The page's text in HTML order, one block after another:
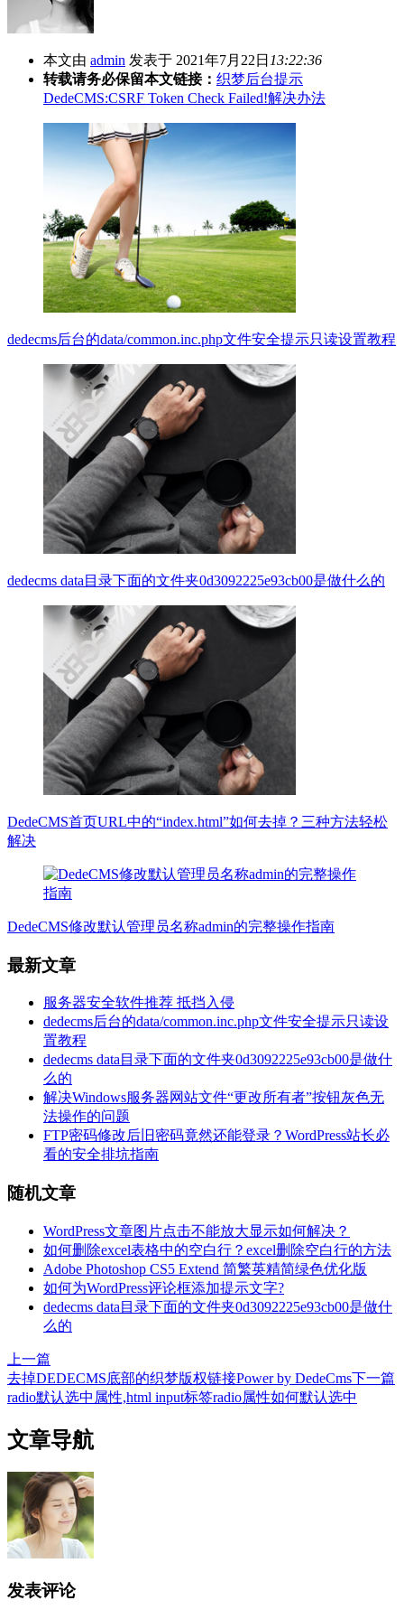
本文由 admin 发表于 2021年7月22日 13:22:36
转载请务必保留本文链接： 织梦后台提示
DedeCMS:CSRF Token Check Failed!解决办法
dedecms后台的data/common.inc.php文件安全提示只读设置教程
dedecms data目录下面的文件夹0d3092225e93cb00是做什么的
DedeCMS首页URL中的“index.html”如何去掉？三种方法轻松
解决
DedeCMS修改默认管理员名称admin的完整操作指南
最新文章
服务器安全软件推荐 抵挡入侵
dedecms后台的data/common.inc.php文件安全提示只读设
置教程
dedecms data目录下面的文件夹0d3092225e93cb00是做什
么的
解决Windows服务器网站文件“更改所有者”按钮灰色无
法操作的问题
FTP密码修改后旧密码竟然还能登录？WordPress站长必
看的安全排坑指南
随机文章
WordPress文章图片点击不能放大显示如何解决？
如何删除excel表格中的空白行？excel删除空白行的方法
Adobe Photoshop CS5 Extend 简繁英精简绿色优化版
如何为WordPress评论框添加提示文字?
dedecms data目录下面的文件夹0d3092225e93cb00是做什
么的
上一篇
去掉DEDECMS底部的织梦版权链接Power by DedeCms下一篇
radio默认选中属性,html input标签radio属性如何默认选中
文章导航
发表评论